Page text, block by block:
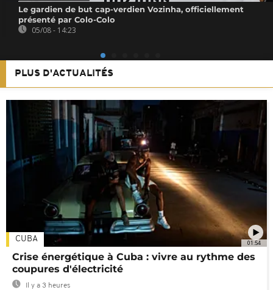
Le gardien de but cap-verdien Vozinha, officiellement
présenté par Colo-Colo
05/08 - 14:23
PLUS D'ACTUALITÉS
01:54
CUBA
Crise énergétique à Cuba : vivre au rythme des
coupures d'électricité
Il y a 3 heures